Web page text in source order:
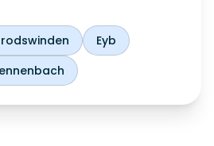
Eyb